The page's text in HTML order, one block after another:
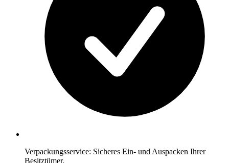
Verpackungsservice: Sicheres Ein- und Auspacken Ihrer
Besitztümer.